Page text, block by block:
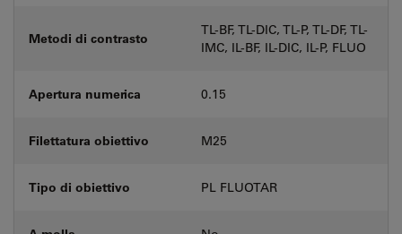
Metodi di contrasto
TL-BF, TL-DIC, TL-P, TL-DF, TL-
IMC, IL-BF, IL-DIC, IL-P, FLUO
Apertura numerica 0.15
Filettatura obiettivo M25
Tipo di obiettivo PL FLUOTAR